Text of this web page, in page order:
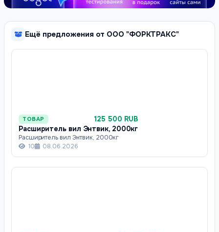
Ещё предложения от ООО "ФОРКТРАКС"
ТОВАР
125 500 RUB
Расширитель вил Энтвик, 2000кг
Расширитель вил Энтвик, 2000кг
10
08.06.2026